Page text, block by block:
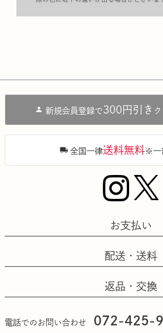
新規会員登録で300円引き
全国一律送料無料※一
お支払い
配送・送料
返品・交換
電話でのお問い合わせ 072-425-